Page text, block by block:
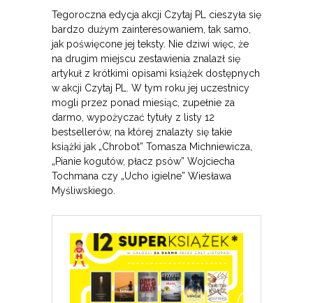
Tegoroczna edycja akcji Czytaj PL cieszyła się
bardzo dużym zainteresowaniem, tak samo,
jak poświęcone jej teksty. Nie dziwi więc, że
na drugim miejscu zestawienia znalazł się
artykuł z krótkimi opisami książek dostępnych
w akcji Czytaj PL. W tym roku jej uczestnicy
mogli przez ponad miesiąc, zupełnie za
darmo, wypożyczać tytuły z listy 12
bestsellerów, na której znalazły się takie
książki jak „Chrobot” Tomasza Michniewicza,
„Pianie kogutów, płacz psów” Wojciecha
Tochmana czy „Ucho igielne” Wiesława
Myśliwskiego.